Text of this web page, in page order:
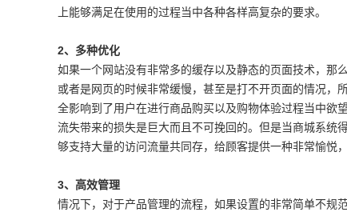
上能够满足在使用的过程当中各种各样高复杂的要求。
2、多种优化
如果一个网站没有非常多的缓存以及静态的页面技术，那
或者是网页的时候非常缓慢，甚至是打不开页面的情况，
全影响到了用户在进行商品购买以及购物体验过程当中欲
流失带来的损失是巨大而且不可挽回的。但是当商城系统
够支持大量的访问流量共同存，给顾客提供一种非常愉悦
3、高效管理
情况下，对于产品管理的流程，如果设置的非常简单不规